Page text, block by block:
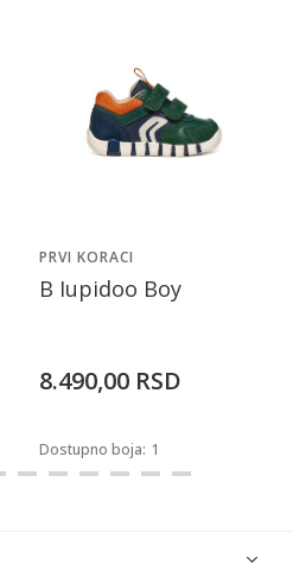
PRVI KORACI
B Iupidoo Boy
8.490,00 RSD
Dostupno boja: 1